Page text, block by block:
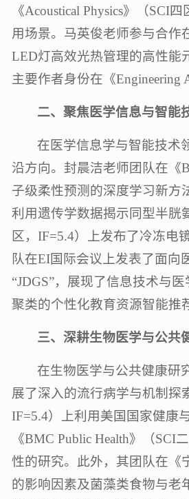
《Acoustical Physics》（SCI
用场景。马英俊老师参与合作
LED灯高效光热管理的高性能
主要作者身份在《Engineering
二、聚焦医学信息与智能
在医学信息学与智能技术
沿方向。封晨洁老师团队在《
子级柔性预测的深度学习新方
利用遗传学数据揭示同型半胱
区，IF=5.4）上发布了冷冻电
队在EI国际会议上发表了面向
“JDGS”，展现了信息技术与
聚类的个性化教育资源智能推
三、深耕生物医学与公共
在生物医学与公共健康研
展了深入的流行病学与机制探
IF=5.4）上利用美国国家健康
《BMC Public Health》（
性的研究。此外，其团队在《
的影响因素及菌藻类食物与老